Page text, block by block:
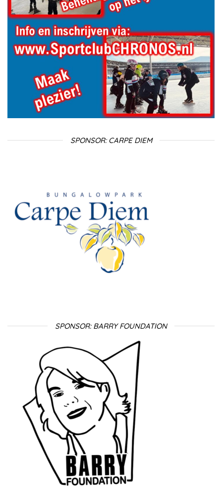
SPONSOR: CARPE DIEM
SPONSOR: BARRY FOUNDATION